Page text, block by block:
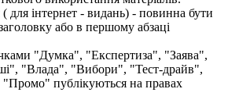
для інтернет - видань) - повинна бути
або в першому абзаці
"Думка", "Експертиза", "Заява",
"Влада", "Вибори", "Тест-драйв",
публікуються на правах